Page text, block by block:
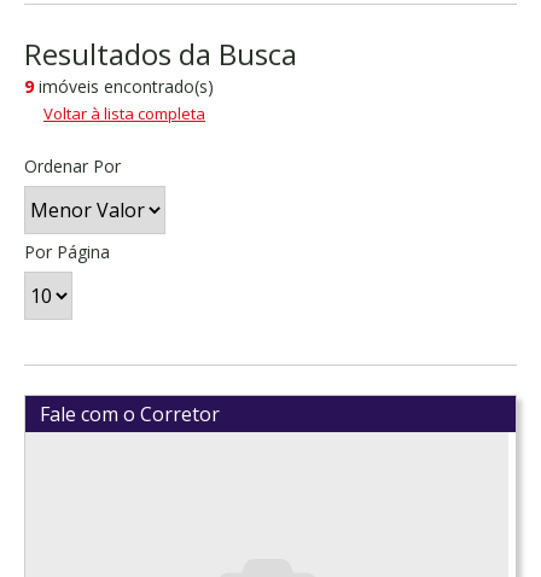
Resultados da Busca
9imóveis encontrado(s)
Voltar à lista completa
Ordenar Por
Por Página
Fale com o Corretor